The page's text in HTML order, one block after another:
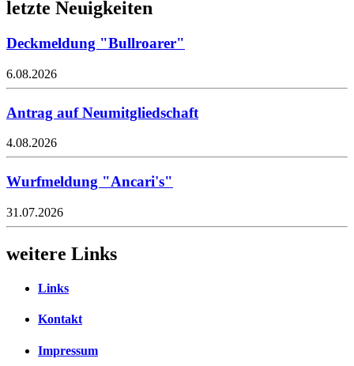
letzte Neuigkeiten
Deckmeldung "Bullroarer"
6.08.2026
Antrag auf Neumitgliedschaft
4.08.2026
Wurfmeldung "Ancari's"
31.07.2026
weitere Links
Links
Kontakt
Impressum